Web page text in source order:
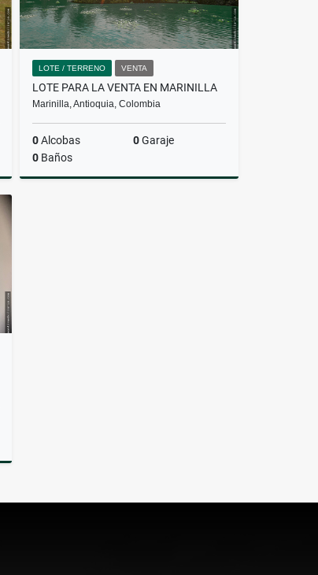
LOTE / TERRENO VENTA
LOTE PARA LA VENTA EN MARINILLA
Marinilla, Antioquia, Colombia
0Alcobas 0Garaje
0 Baños